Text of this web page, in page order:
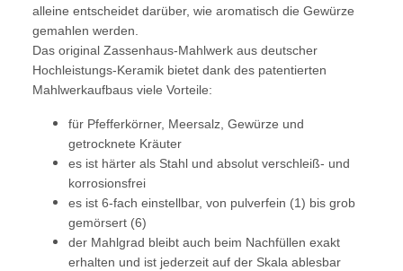
alleine entscheidet darüber, wie aromatisch die Gewürze
gemahlen werden.
Das original Zassenhaus-Mahlwerk aus deutscher
Hochleistungs-Keramik bietet dank des patentierten
Mahlwerkaufbaus viele Vorteile:
für Pfefferkörner, Meersalz, Gewürze und
getrocknete Kräuter
es ist härter als Stahl und absolut verschleiß- und
korrosionsfrei
es ist 6-fach einstellbar, von pulverfein (1) bis grob
gemörsert (6)
der Mahlgrad bleibt auch beim Nachfüllen exakt
erhalten und ist jederzeit auf der Skala ablesbar